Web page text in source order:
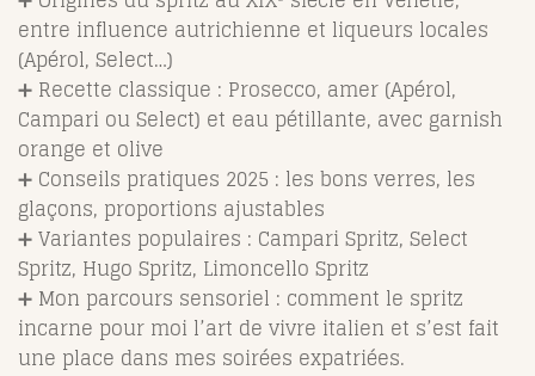
entre influence autrichienne et liqueurs locales
(Apérol, Select…)
➕ Recette classique : Prosecco, amer (Apérol,
Campari ou Select) et eau pétillante, avec garnish
orange et olive
➕ Conseils pratiques 2025 : les bons verres, les
glaçons, proportions ajustables
➕ Variantes populaires : Campari Spritz, Select
Spritz, Hugo Spritz, Limoncello Spritz
➕ Mon parcours sensoriel : comment le spritz
incarne pour moi l’art de vivre italien et s’est fait
une place dans mes soirées expatriées.